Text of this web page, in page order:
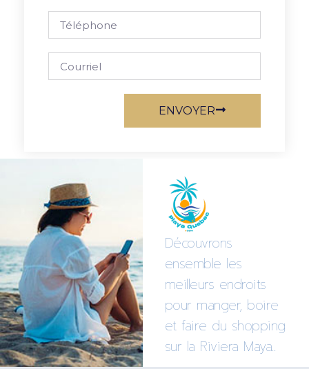
ENVOYER
Découvrons
ensemble les
meilleurs endroits
pour manger, boire
et faire du shopping
sur la Riviera Maya..